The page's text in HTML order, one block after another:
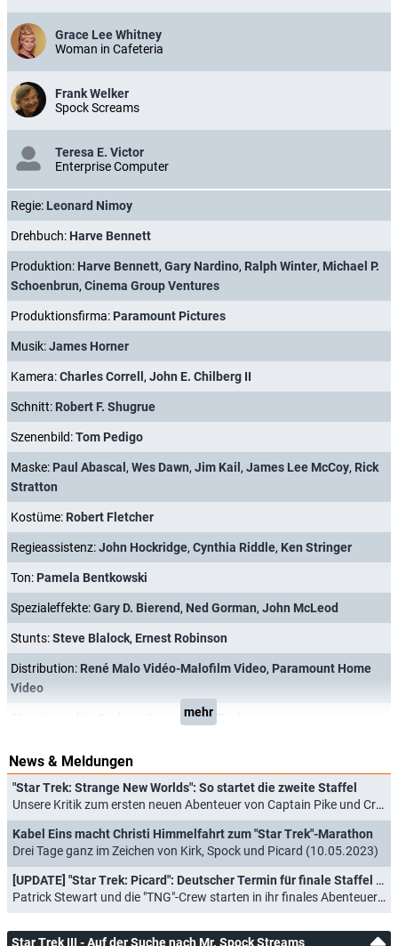
Grace Lee Whitney
Woman in Cafeteria
Frank Welker
Spock Screams
Teresa E. Victor
Enterprise Computer
Regie: Leonard Nimoy
Drehbuch: Harve Bennett
Produktion: Harve Bennett, Gary Nardino, Ralph Winter, Michael P.
Schoenbrun, Cinema Group Ventures
Produktionsfirma: Paramount Pictures
Musik:James Horner
Kamera:Charles Correll , John E. Chilberg II
Schnitt: Robert F. Shugrue
Szenenbild:Tom Pedigo
Maske: Paul Abascal , Wes Dawn, Jim Kail , James Lee McCoy, Rick
Stratton
Kostüme: Robert Fletcher
Regieassistenz:John Hockridge, Cynthia Riddle, Ken Stringer
Ton: Pamela Bentkowski
Spezialeffekte:Gary D. Bierend , Ned Gorman, John McLeod
Stunts:Steve Blalock, Ernest Robinson
Distribution: René Malo Vidéo-Malofilm Video, Paramount Home
Video
Andre Tayir
mehr
News & Meldungen
"Star Trek: Strange New Worlds": So startet die zweite Staffel
Unsere Kritik zum ersten neuen Abenteuer von Captain Pike und Crew (15.06.2023)
Kabel Eins macht Christi Himmelfahrt zum "Star Trek"-Marathon
Drei Tage ganz im Zeichen von Kirk, Spock und Picard (10.05.2023)
[UPDATE] "Star Trek: Picard": Deutscher Termin für finale Staffel bestätigt
Patrick Stewart und die "TNG"-Crew starten in ihr finales Abenteuer (08.09.2022)
Star Trek III - Auf der Suche nach Mr. Spock Streams